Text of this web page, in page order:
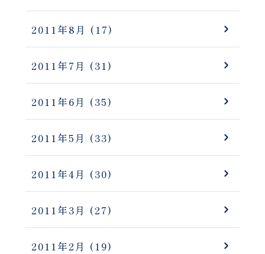
2011年8月 (17)
2011年7月 (31)
2011年6月 (35)
2011年5月 (33)
2011年4月 (30)
2011年3月 (27)
2011年2月 (19)